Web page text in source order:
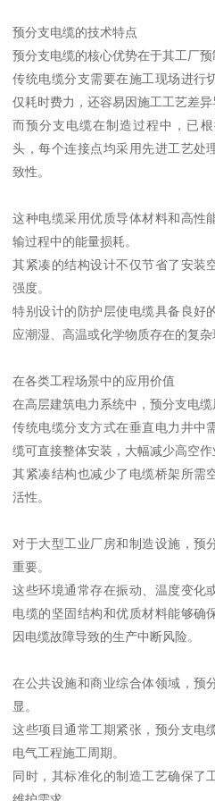
预分支电缆的技术特点
预分支电缆的核心优势在于其工厂预
传统电缆分支需要在施工现场进行
仅耗时费力，还容易因施工工艺差异
而预分支电缆在制造过程中，已
头，每个连接点均采用先进工艺处
致性。
这种电缆采用优质导体材料和高性
输过程中的能量损耗。
其紧凑的结构设计不仅节省了安装
强度。
特别设计的防护层使电缆具备良好
应潮湿、高温或化学物质存在的复杂
在各类工程场景中的应用价值
在高层建筑电力系统中，预分支电缆
传统电缆分支方式在垂直电力井中
缆可直接整体安装，大幅减少高空作
其紧凑结构也减少了电缆桥架所需
活性。
对于大型工业厂房和制造设施，预
重要。
这些环境通常存在振动、温度变化
电缆的坚固结构和优质材料能够确
因电缆故障导致的生产中断风险。
在公共设施和商业综合体领域，预
显。
这些项目通常工期紧张，预分支电
电气工程施工周期。
同时，其标准化的制造工艺确保了